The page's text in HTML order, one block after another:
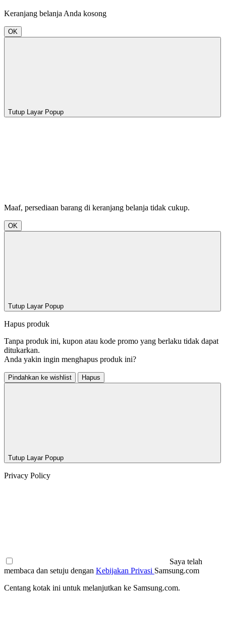
Keranjang belanja Anda kosong
OK
Tutup Layar Popup
Maaf, persediaan barang di keranjang belanja tidak cukup.
OK
Tutup Layar Popup
Hapus produk
Tanpa produk ini, kupon atau kode promo yang berlaku tidak dapat
ditukarkan.
Anda yakin ingin menghapus produk ini?
Pindahkan ke wishlist Hapus
Tutup Layar Popup
Privacy Policy
Saya telah
membaca dan setuju dengan Kebijakan Privasi Samsung.com
Centang kotak ini untuk melanjutkan ke Samsung.com.